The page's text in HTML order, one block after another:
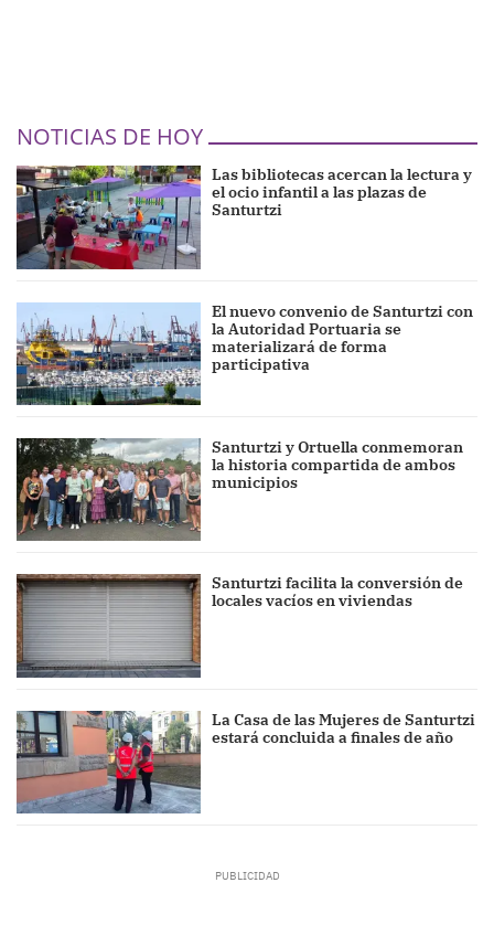
NOTICIAS DE HOY
Las bibliotecas acercan la lectura y
el ocio infantil a las plazas de
Santurtzi
El nuevo convenio de Santurtzi con
la Autoridad Portuaria se
materializará de forma
participativa
Santurtzi y Ortuella conmemoran
la historia compartida de ambos
municipios
Santurtzi facilita la conversión de
locales vacíos en viviendas
La Casa de las Mujeres de Santurtzi
estará concluida a finales de año